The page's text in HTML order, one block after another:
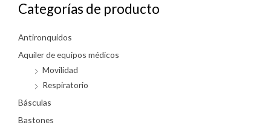
Categorías de producto
Antironquidos
Aquiler de equipos médicos
Movilidad
Respiratorio
Básculas
Bastones